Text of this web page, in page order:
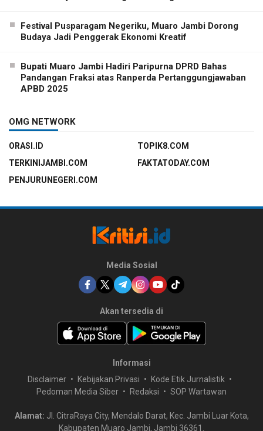
Festival Pusparagam Negeriku, Muaro Jambi Dorong
Budaya Jadi Penggerak Ekonomi Kreatif
Bupati Muaro Jambi Hadiri Paripurna DPRD Bahas
Pandangan Fraksi atas Ranperda Pertanggungjawaban
APBD 2025
OMG NETWORK
ORASI.ID
TOPIK8.COM
TERKINIJAMBI.COM
FAKTATODAY.COM
PENJURUNEGERI.COM
Media Sosial
Akan tersedia di
Informasi
Disclaimer
Kebijakan Privasi
Kode Etik Jurnalistik
Pedoman Media Siber
Redaksi SOP Wartawan
Alamat: Jl. CitraRaya City, Mendalo Darat, Kec. Jambi Luar Kota,
Kabupaten Muaro Jambi, Jambi 36361.